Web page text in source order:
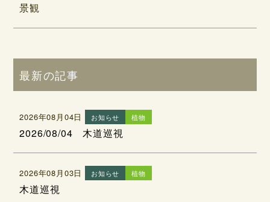
景観
最新の記事
2026年08月04日 お知らせ 植物
2026/08/04 木道巡視
2026年08月03日 お知らせ 植物
木道巡視